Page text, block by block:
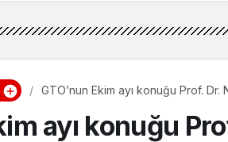
GTO’nun Ekim ayı konuğu Prof.
ayı konuğu